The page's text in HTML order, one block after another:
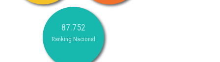
87.752
Ranking Nacional